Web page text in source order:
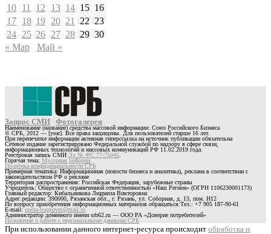
10 11 12 13 14 15 16
17 18 19 20 21 22 23
24 25 26 27 28 29 30
« Мар
Май »
Запрос СМИ Фотогалерея
Наименование (название) средства массовой информации: Союз Российского Бизнеса
© СРБ, 2012 — [year]. Все права защищены. Для пользователей старше 16 лет.
При перепечатке информации активная гиперссылка на источник публикации обязательна
Сетевое издание зарегистрировано Федеральной службой по надзору в сфере связи,
информационных технологий и массовых коммуникаций РФ 11.02.2019 года.
Реестровая запись СМИ Эл № ФС 77-75045
Горячая тема: Мусорная реформа
Политика конфиденциальности СРБ
Примерная тематика: Информационная (новости бизнеса и аналитика), реклама в соответствии с
законодательством РФ о рекламе
Территория распространения: Российская Федерация, зарубежные страны
Учредитель: Общество с ограниченной ответственностью «Наш Регион» (ОГРН 1106230001173)
Главный редактор: Кибальникова Людмила Викторовна
Адрес редакции: 390000, Рязанская обл., г. Рязань, ул. Соборная, д. 13, пом. Н12
По вопросу приобретения информационных материалов обращаться:Тел.: +7 905 187-90-61
E-mail:opora-torgsovet@mail.ru
Администратор доменного имени srb62.ru — ООО РА «Доверие потребителей»
Положение о работе с персональными данными СРБ
При использовании данного интернет-ресурса происходит обработка и